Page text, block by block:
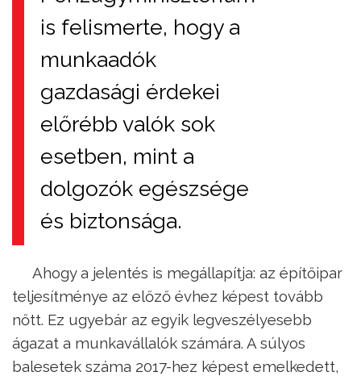
is felismerte, hogy a
munkaadók
gazdasági érdekei
előrébb valók sok
esetben, mint a
dolgozók egészsége
és biztonsága.
Ahogy a jelentés is megállapítja: az építőipar
teljesítménye az előző évhez képest tovább
nőtt. Ez ugyebár az egyik legveszélyesebb
ágazat a munkavállalók számára. A súlyos
balesetek száma 2017-hez képest emelkedett,